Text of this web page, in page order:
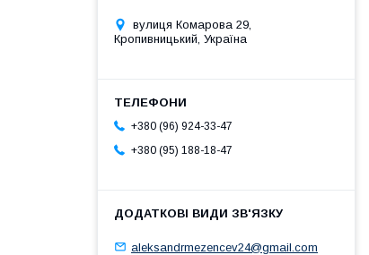
вулиця Комарова 29,
Кропивницький, Україна
+380 (96) 924-33-47
+380 (95) 188-18-47
aleksandrmezencev24@gmail.com